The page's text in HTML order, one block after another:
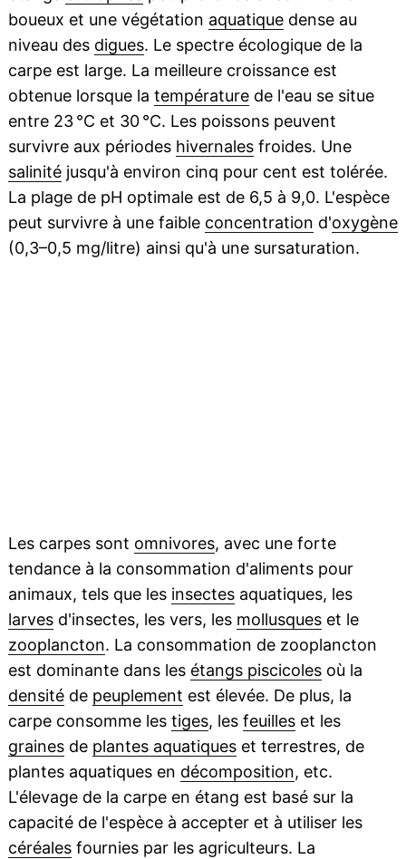
boueux et une végétation aquatiquedense au
niveau des digues. Le spectre écologique de la
carpe est large. La meilleure croissance est
obtenue lorsque la températurede l'eau se situe
entre 23 °C et 30 °C. Les poissons peuvent
survivre aux périodes hivernalesfroides. Une
salinitéjusqu'à environ cinq pour cent est tolérée.
La plage de pH optimale est de 6,5 à 9,0. L'espèce
peut survivre à une faible concentration d'oxygène
(0,3–0,5 mg/litre) ainsi qu'à une sursaturation.
Les carpes sont omnivores, avec une forte
tendance à la consommation d'aliments pour
animaux, tels que les insectesaquatiques, les
larvesd'insectes, les vers, les mollusqueset le
zooplancton. La consommation de zooplancton
est dominante dans les étangs piscicolesoù la
densitéde peuplement est élevée. De plus, la
carpe consomme les tiges, les feuilleset les
grainesde plantes aquatiqueset terrestres, de
plantes aquatiques en décomposition, etc.
L'élevage de la carpe en étang est basé sur la
capacité de l'espèce à accepter et à utiliser les
céréalesfournies par les agriculteurs. La